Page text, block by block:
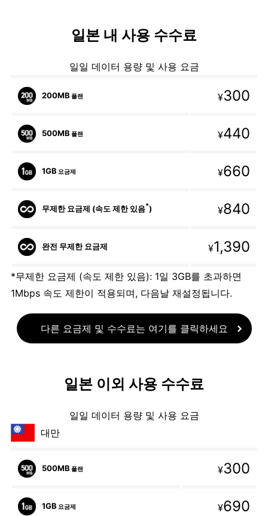
일본 내 사용 수수료
일일 데이터 용량 및 사용 요금
200MB 플랜 ¥300
500MB 플랜 ¥440
1GB 요금제 ¥660
무제한 요금제 (속도 제한 있음*) ¥840
완전 무제한 요금제 ¥1,390
*무제한 요금제 (속도 제한 있음): 1일 3GB를 초과하면
1Mbps 속도 제한이 적용되며, 다음날 재설정됩니다.
다른 요금제 및 수수료는 여기를 클릭하세요
일본 이외 사용 수수료
일일 데이터 용량 및 사용 요금
대만
500MB 플랜 ¥300
1GB 요금제 ¥690